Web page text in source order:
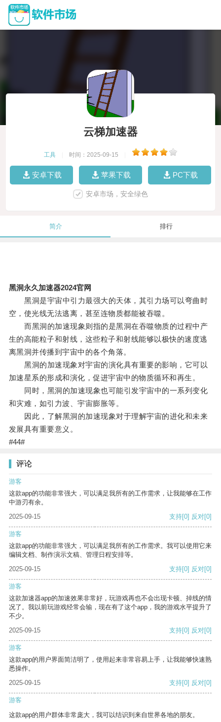
云梯加速器
工具 时间：2025-09-15
安卓下载 苹果下载 PC下载
安卓市场，安全绿色
简介 排行
黑洞永久加速器2024官网
黑洞是宇宙中引力最强大的天体，其引力场可以弯曲时
空，使光线无法逃离，甚至连物质都能被吞噬。
而黑洞的加速现象则指的是黑洞在吞噬物质的过程中产
生的高能粒子和射线，这些粒子和射线能够以极快的速度逃
离黑洞并传播到宇宙中的各个角落。
黑洞的加速现象对宇宙的演化具有重要的影响，它可以
加速星系的形成和演化，促进宇宙中的物质循环和再生。
同时，黑洞的加速现象也可能引发宇宙中的一系列变化
和灾难，如引力波、宇宙膨胀等。
因此，了解黑洞的加速现象对于理解宇宙的进化和未来
发展具有重要意义。
#44#
评论
游客
这款app的功能非常强大，可以满足我所有的工作需求，让我能够在工作
中游刃有余。
2025-09-15
支持[0] 反对[0]
游客
这款app的功能非常强大，可以满足我所有的工作需求。我可以使用它来
编辑文档、制作演示文稿、管理日程安排等。
2025-09-15
支持[0] 反对[0]
游客
这款加速器app的加速效果非常好，玩游戏再也不会出现卡顿、掉线的情
况了。我以前玩游戏经常会输，现在有了这个app，我的游戏水平提升了
不少。
2025-09-15
支持[0] 反对[0]
游客
这款app的用户界面简洁明了，使用起来非常容易上手，让我能够快速熟
悉操作。
2025-09-15
支持[0] 反对[0]
游客
这款app的用户群体非常庞大，我可以结识到来自世界各地的朋友。